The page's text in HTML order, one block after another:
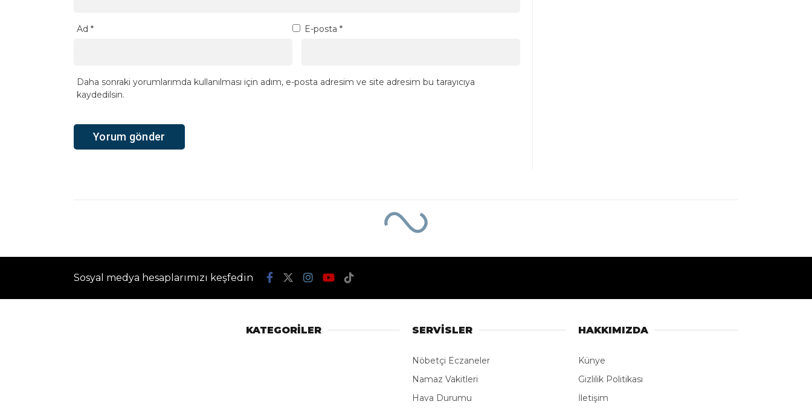
Ad * E-posta *
Daha sonraki yorumlarımda kullanılması için adım, e-posta adresim ve site adresim bu tarayıcıya
kaydedilsin.
Sosyal medya hesaplarımızı keşfedin
KATEGORİLER SERVİSLER
Nöbetçi Eczaneler
Namaz Vakitleri
Hava Durumu
HAKKIMIZDA
Künye
Gizlilik Politikası
İletişim